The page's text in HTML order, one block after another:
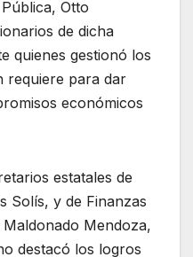
Otto
de dicha
quienes gestionó los
requiere para dar
económicos
estatales de
Solís, y de Finanzas
Mendoza,
destacó los logros